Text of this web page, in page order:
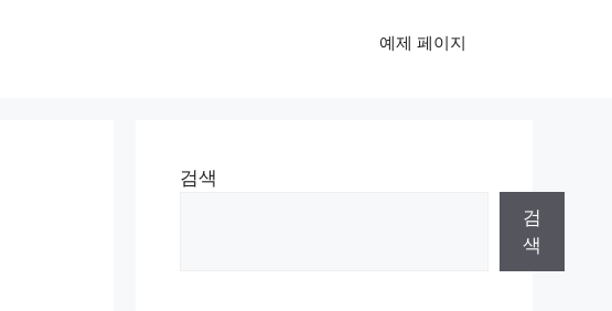
예제 페이지
검색
검
색